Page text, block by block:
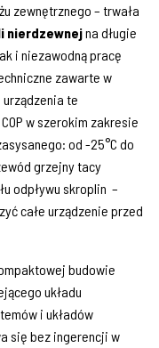
zewnętrznego – trwała
nierdzewnejna długie
i niezawodną pracę
zawarte w
te
w szerokim zakresie
od -25°C do
grzejny tacy
odpływu skroplin –
całe urządzenie przed
budowie
układu
i układów
się bez ingerencji w